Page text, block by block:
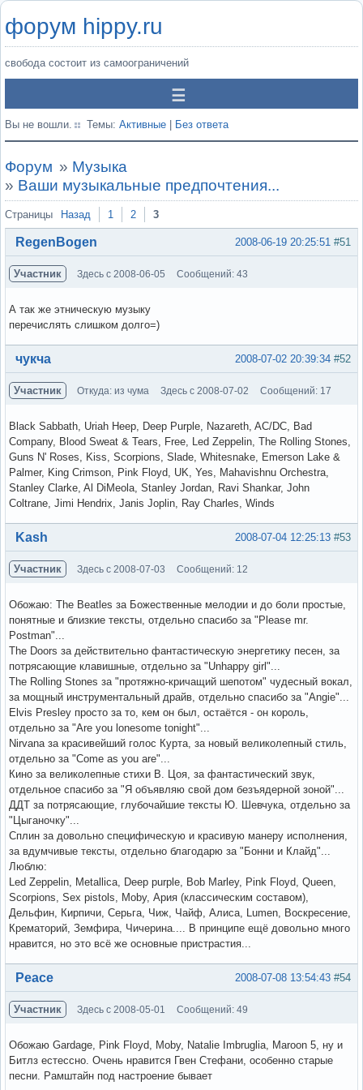
форум hippy.ru
свобода состоит из самоограничений
Вы не вошли. Темы: Активные Без ответа
Форум » Музыка
» Ваши музыкальные предпочтения...
Страницы Назад 1 2 3
#51
2008-06-19 20:25:51
RegenBogen
Участник Здесь с 2008-06-05 Сообщений: 43
А так же этническую музыку
перечислять слишком долго=)
Вне форума #52
2008-07-02 20:39:34
чукча
Участник Откуда: из чума Здесь с 2008-07-02 Сообщений: 17
Black Sabbath, Uriah Heep, Deep Purple, Nazareth, AC/DC, Bad
Company, Blood Sweat & Tears, Free, Led Zeppelin, The Rolling Stones,
Guns N' Roses, Kiss, Scorpions, Slade, Whitesnake, Emerson Lake &
Palmer, King Crimson, Pink Floyd, UK, Yes, Mahavishnu Orchestra,
Stanley Clarke, Al DiMeola, Stanley Jordan, Ravi Shankar, John
Coltrane, Jimi Hendrix, Janis Joplin, Ray Charles, Winds
Вне форума #53
2008-07-04 12:25:13
Kash
Участник Здесь с 2008-07-03 Сообщений: 12
Обожаю: The Beatles за Божественные мелодии и до боли простые,
понятные и близкие тексты, отдельно спасибо за "Please mr.
Postman"...
The Doors за действительно фантастическую энергетику песен, за
потрясающие клавишные, отдельно за "Unhappy girl"...
The Rolling Stones за "протяжно-кричащий шепотом" чудесный вокал,
за мощный инструментальный драйв, отдельно спасибо за "Angie"...
Elvis Presley просто за то, кем он был, остаётся - он король,
отдельно за "Are you lonesome tonight"...
Nirvana за красивейший голос Курта, за новый великолепный стиль,
отдельно за "Come as you are"...
Кино за великолепные стихи В. Цоя, за фантастический звук,
отдельное спасибо за "Я объявляю свой дом безъядерной зоной"...
ДДТ за потрясающие, глубочайшие тексты Ю. Шевчука, отдельно за
"Цыганочку"...
Сплин за довольно специфическую и красивую манеру исполнения,
за вдумчивые тексты, отдельно благодарю за "Бонни и Клайд"...
Люблю:
Led Zeppelin, Metallica, Deep purple, Bob Marley, Pink Floyd, Queen,
Scorpions, Sex pistols, Moby, Ария (классическим составом),
Дельфин, Кирпичи, Серьга, Чиж, Чайф, Алиса, Lumen, Воскресение,
Крематорий, Земфира, Чичерина.... В принципе ещё довольно много
нравится, но это всё же основные пристрастия...
Вне форума #54
2008-07-08 13:54:43
Peace
Участник Здесь с 2008-05-01 Сообщений: 49
Обожаю Gardage, Pink Floyd, Moby, Natalie Imbruglia, Maroon 5, ну и
Битлз естессно. Очень нравится Гвен Стефани, особенно старые
песни. Рамштайн под настроение бывает